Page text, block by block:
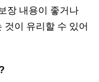
장 내용이 좋거나
것이 유리할 수 있어